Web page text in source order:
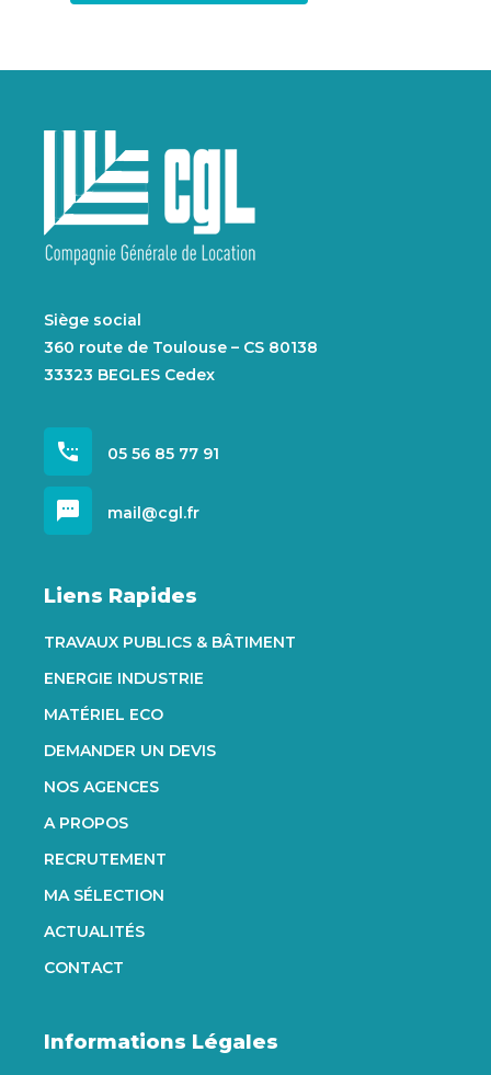
Siège social
360 route de Toulouse – CS 80138
33323 BEGLES Cedex
settings_phone 05 56 85 77 91
sms mail@cgl.fr
Liens Rapides
TRAVAUX PUBLICS & BÂTIMENT
ENERGIE INDUSTRIE
MATÉRIEL ECO
DEMANDER UN DEVIS
NOS AGENCES
A PROPOS
RECRUTEMENT
MA SÉLECTION
ACTUALITÉS
CONTACT
Informations Légales